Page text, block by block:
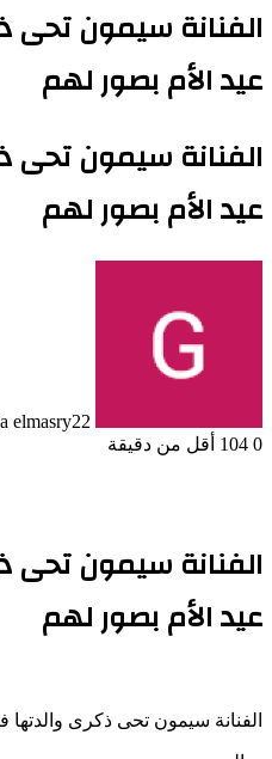
الفنانة سيمون تحى
عيد الأم بصور لهم
الفنانة سيمون تحى
عيد الأم بصور لهم
elmasry22 مارس، 2024
0
أقل من دقيقة
الفنانة سيمون تحى
عيد الأم بصور لهم
الفنانة سيمون تحى ذكرى والدتها